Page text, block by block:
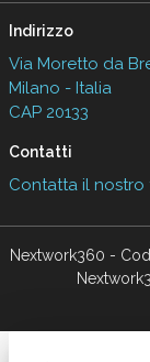
Indirizzo
Via Moretto da
Milano - Italia
CAP 20133
Contatti
Contatta il nostro
Nextwork360 -